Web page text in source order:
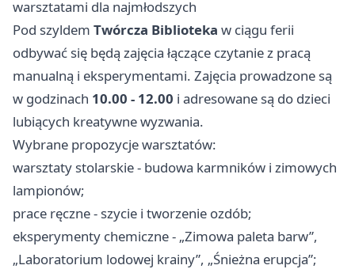
warsztatami dla najmłodszych
Pod szyldem Twórcza Biblioteka w ciągu ferii
odbywać się będą zajęcia łączące czytanie z pracą
manualną i eksperymentami. Zajęcia prowadzone są
w godzinach 10.00 - 12.00 i adresowane są do dzieci
lubiących kreatywne wyzwania.
Wybrane propozycje warsztatów:
warsztaty stolarskie - budowa karmników i zimowych
lampionów;
prace ręczne - szycie i tworzenie ozdób;
eksperymenty chemiczne - „Zimowa paleta barw”,
„Laboratorium lodowej krainy”, „Śnieżna erupcja”;